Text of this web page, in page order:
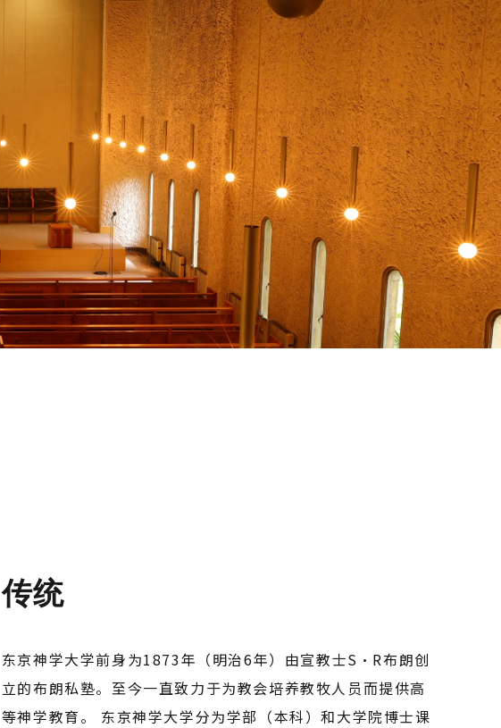
传统
东京神学大学前身为1873年（明治6年）由宣教士S・R布朗创
立的布朗私塾。至今一直致力于为教会培养教牧人员而提供高
等神学教育。 东京神学大学分为学部（本科）和大学院博士课